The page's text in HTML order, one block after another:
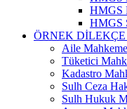
HMGS
HMGS
ÖRNEK
Aile
Tüketici
Kadastro
Sulh Ceza
Sulh Hukuk